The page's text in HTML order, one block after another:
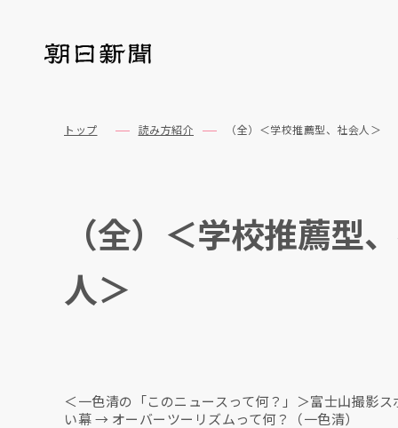
トップ 読み方紹介 （全）＜学校推薦型、社会人＞
（全）＜学校推薦型
人＞
＜一色清の「このニュースって何？」＞富士山撮影ス
い幕 → オーバーツーリズムって何？（一色清）